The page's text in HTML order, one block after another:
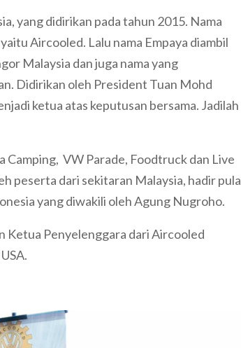
yang didirikan pada tahun 2015. Nama
Aircooled. Lalu nama Empaya diambil
Malaysia dan juga nama yang
Didirikan oleh President Tuan Mohd
ketua atas keputusan bersama. Jadilah
Camping, VW Parade, Foodtruck dan Live
peserta dari sekitaran Malaysia, hadir pula
yang diwakili oleh Agung Nugroho.
Ketua Penyelenggara dari Aircooled